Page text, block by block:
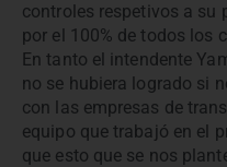
controles respetivos a su
por el 100% de todos los
En tanto el intendente
no se hubiera logrado si
con las empresas de
equipo que trabajó en el
que esto que se nos